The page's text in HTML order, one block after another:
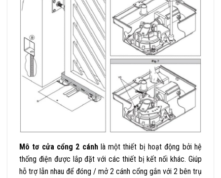
Mô tơ cửa cổng 2 cánhlà một thiết bị hoạt động bởi hệ
thống điện được lắp đặt với các thiết bị kết nối khác. Giúp
hỗ trợ lẫn nhau để đóng / mở 2 cánh cổng gắn với 2 bên trụ